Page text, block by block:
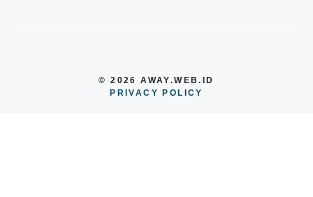
© 2026 AWAY.WEB.ID
PRIVACY POLICY